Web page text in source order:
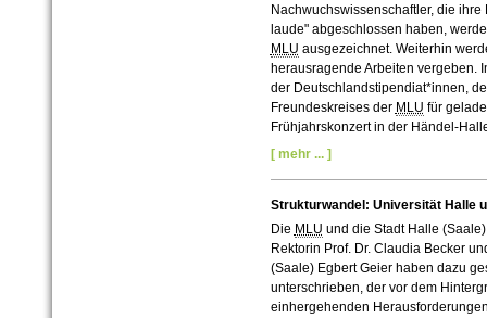
Nachwuchswissenschaftler, die
laude" abgeschlossen haben,
MLU ausgezeichnet. Weiterhin
herausragende Arbeiten vergeben.
der Deutschlandstipendiat*innen,
Freundeskreises der MLU für
Frühjahrskonzert in der Händel-
[ mehr ... ]
Strukturwandel: Universität Halle
Die MLU und die Stadt Halle
Rektorin Prof. Dr. Claudia Becker
(Saale) Egbert Geier haben dazu
unterschrieben, der vor dem
einhergehenden